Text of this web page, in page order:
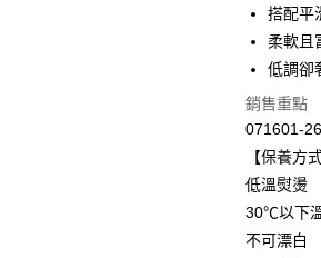
匯豐（
聯邦商
元大商
台新國
台灣樂
ATM付款
付款後全
出
每筆
搭配平
柔軟且
低調卻
銷售重點
071601-
【保養方
低溫熨燙
30℃以下
不可漂白